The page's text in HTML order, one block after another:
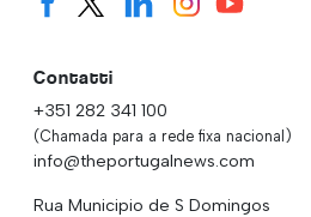
Contatti
+351 282 341 100
(Chamada para a rede fixa nacional)
info@theportugalnews.com
Rua Municipio de S Domingos